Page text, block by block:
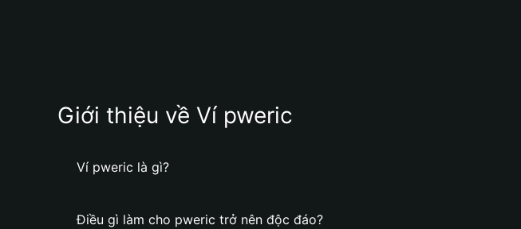
Giới thiệu về Ví pweric
Ví pweric là gì?
Điều gì làm cho pweric trở nên độc đáo?